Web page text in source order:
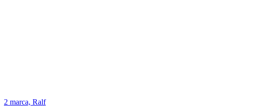
2 marca, Ralf